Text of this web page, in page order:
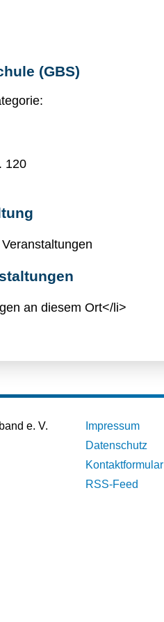
(GBS)
120
an diesem Ort</li>
e. V.
Impressum
Datenschutz
Kontaktformular
RSS-Feed